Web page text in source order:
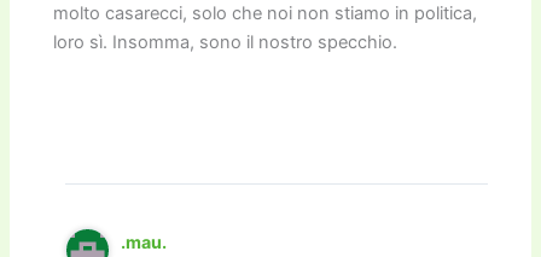
molto casarecci, solo che noi non stiamo in politica,
loro sì. Insomma, sono il nostro specchio.
.mau.